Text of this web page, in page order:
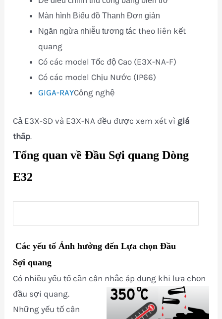
Màn hình Biểu đồ Thanh Đơn giản
Ngăn ngừa nhiễu tương tác theo liên kết
quang
Có các model Tốc độ Cao (E3X-NA-F)
Có các model Chịu Nước (IP66)
GIGA-RAYCông nghệ
Cả E3X-SD và E3X-NA đều được xem xét vì giá
thấp.
Tổng quan về Đầu Sợi quang Dòng
E32
Các yếu tố Ảnh hưởng đến Lựa chọn Đầu
Sợiquang
Có nhiều yếu tố cần cân nhắc áp dụng khi lựa chọn
đầu sợi quang.
Những yếu tố cân